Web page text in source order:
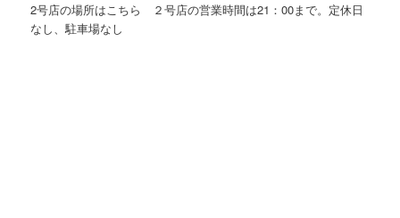
2号店の場所はこちら
２号店の営業時間は21：00まで。定休日
なし、駐車場なし